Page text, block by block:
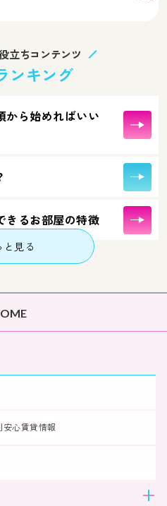
立ちコンテンツ
ンキング
から始めればいい
きるお部屋の特徴
と見る
心賃貸情報